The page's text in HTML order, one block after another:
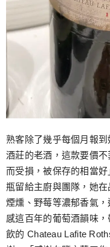
熟客除了幾乎每個月報
酒莊的老酒，這款要價
而受損，被保存的相當
瓶留給主廚與團隊，她
煙燻、野莓等濃郁香氣
感這百年的葡萄酒韻味
飲的 Chateau Lafite